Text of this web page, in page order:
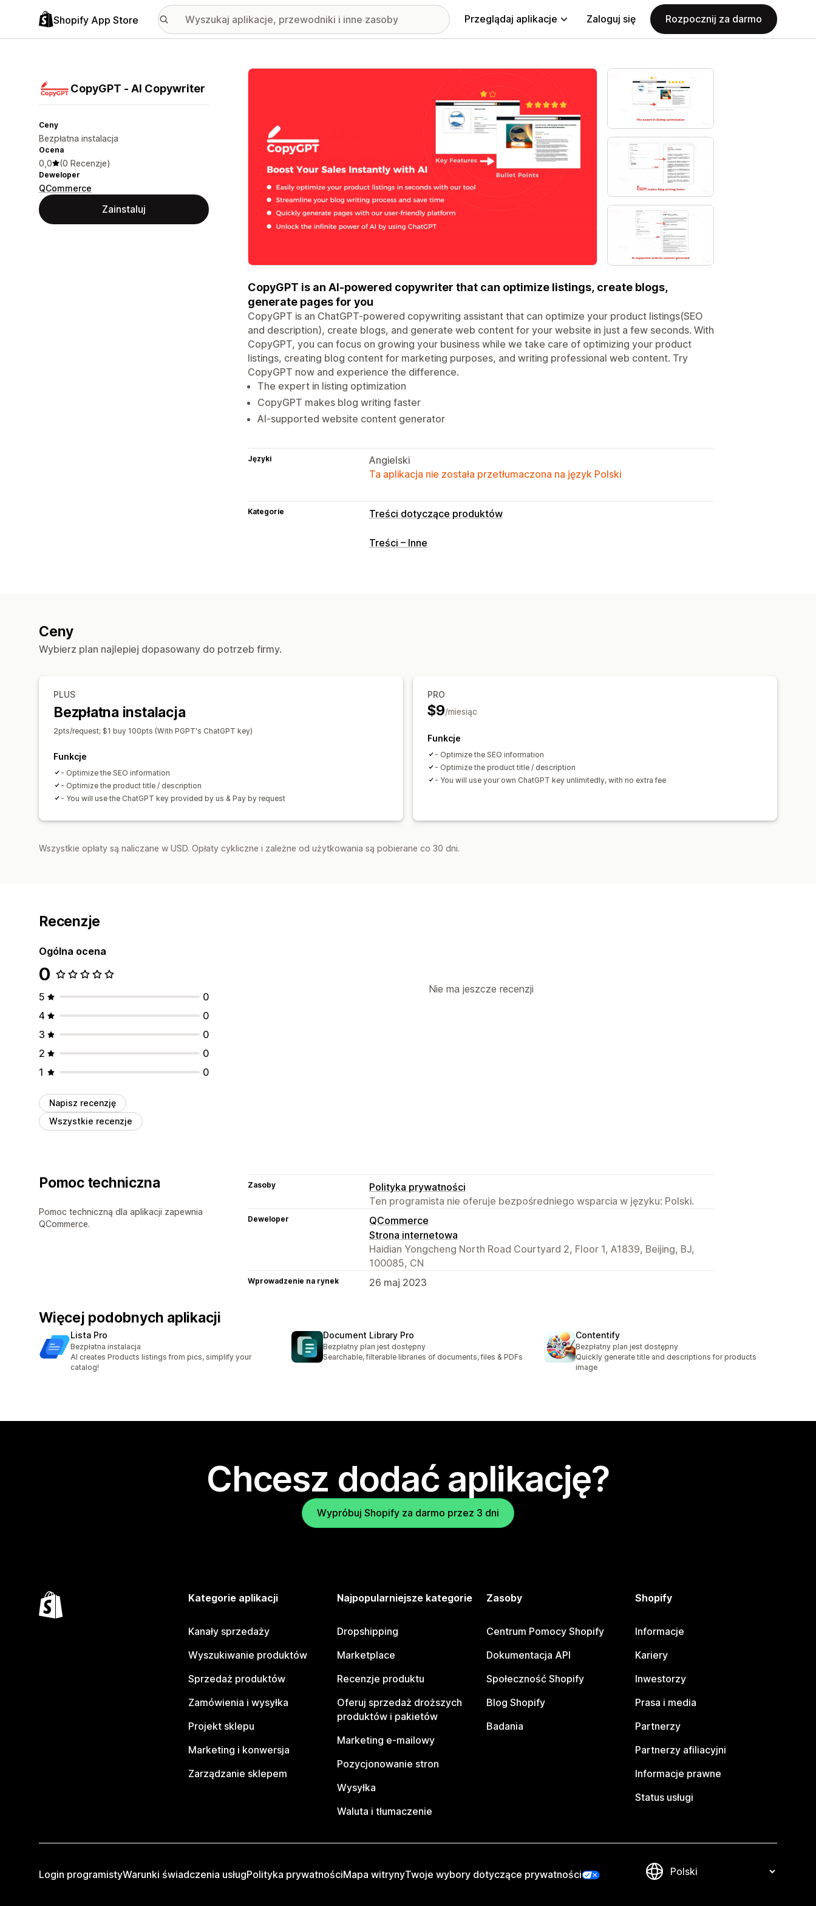
Shopify App Store Przeglądaj aplikacje Zaloguj się Rozpocznij za darmo
CopyGPT ‑ AI Copywriter
Ceny
Bezpłatna instalacja
Ocena
0,0 (0 Recenzje)
Deweloper
QCommerce
Zainstaluj
Wyróżnione obrazy w galerii
CopyGPT is an AI-powered copywriter that can optimize listings, create blogs,
generate pages for you
CopyGPT is an ChatGPT-powered copywriting assistant that can optimize your product listings(SEO
and description), create blogs, and generate web content for your website in just a few seconds. With
CopyGPT, you can focus on growing your business while we take care of optimizing your product
listings, creating blog content for marketing purposes, and writing professional web content. Try
CopyGPT now and experience the difference.
The expert in listing optimization
CopyGPT makes blog writing faster
AI-supported website content generator
Języki
Angielski
Ta aplikacja nie została przetłumaczona na język Polski
Kategorie Treści dotyczące produktów
Treści – Inne
Ceny
Wybierz plan najlepiej dopasowany do potrzeb firmy.
PLUS
Bezpłatna instalacja
2pts/request; $1 buy 100pts (With PGPT's ChatGPT key)
Funkcje
- Optimize the SEO information
- Optimize the product title / description
- You will use the ChatGPT key provided by us & Pay by request
PRO
$9/miesiąc
Funkcje
- Optimize the SEO information
- Optimize the product title / description
- You will use your own ChatGPT key unlimitedly, with no extra fee
Wszystkie opłaty są naliczane w USD. Opłaty cykliczne i zależne od użytkowania są pobierane co 30 dni.
Recenzje
Ogólna ocena
0
5
0
4
0
3
0
2
0
1
0
Napisz recenzję
Wszystkie recenzje
Nie ma jeszcze recenzji
Pomoc techniczna
Pomoc techniczną dla aplikacji zapewnia
QCommerce.
Zasoby
Polityka prywatności
Ten programista nie oferuje bezpośredniego wsparcia w języku: Polski.
Deweloper
QCommerce
Strona internetowa
Haidian Yongcheng North Road Courtyard 2, Floor 1, A1839, Beijing, BJ,
100085, CN
Wprowadzenie na rynek 26 maj 2023
Więcej podobnych aplikacji
Lista Pro
Bezpłatna instalacja
AI creates Products listings from pics, simplify your
catalog!
Document Library Pro
Bezpłatny plan jest dostępny
Searchable, filterable libraries of documents, files & PDFs
Contentify
Bezpłatny plan jest dostępny
Quickly generate title and descriptions for products
image
Chcesz dodać aplikację?
Wypróbuj Shopify za darmo przez 3 dni
Kategorie aplikacji
Kanały sprzedaży
Wyszukiwanie produktów
Sprzedaż produktów
Zamówienia i wysyłka
Projekt sklepu
Marketing i konwersja
Zarządzanie sklepem
Najpopularniejsze kategorie
Dropshipping
Marketplace
Recenzje produktu
Oferuj sprzedaż droższych
produktów i pakietów
Marketing e-mailowy
Pozycjonowanie stron
Wysyłka
Waluta i tłumaczenie
Zasoby
Centrum Pomocy Shopify
Dokumentacja API
Społeczność Shopify
Blog Shopify
Badania
Shopify
Informacje
Kariery
Inwestorzy
Prasa i media
Partnerzy
Partnerzy afiliacyjni
Informacje prawne
Status usługi
Login programistyWarunki świadczenia usługPolityka prywatnościMapa witrynyTwoje wybory dotyczące prywatności